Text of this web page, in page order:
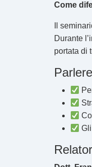
Come
Il
Durante
portata di